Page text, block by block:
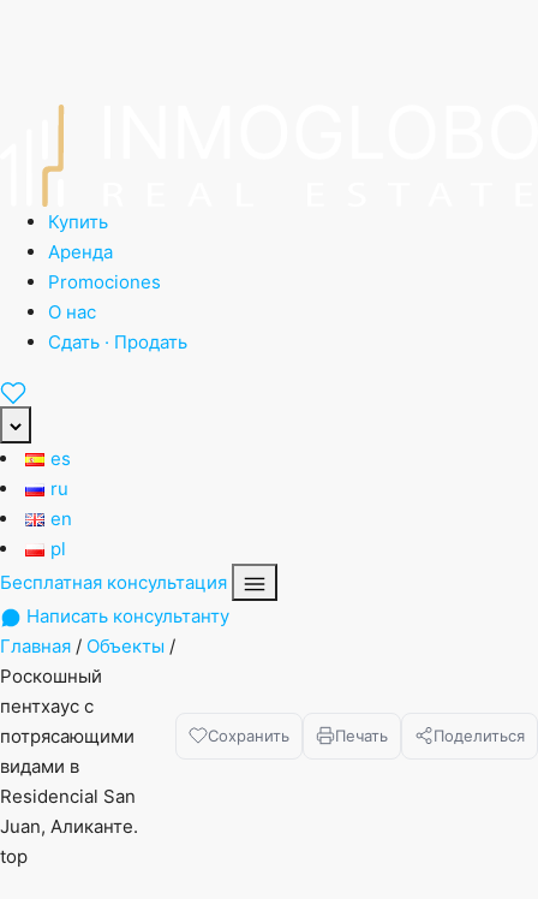
Купить
Аренда
Promociones
О нас
Сдать · Продать
es
ru
en
pl
Бесплатная консультация
Написать консультанту
Главная / Объекты /
Роскошный
пентхаус с
потрясающими
видами в
Residencial San
Juan, Аликанте.
Сохранить Печать Поделиться
top